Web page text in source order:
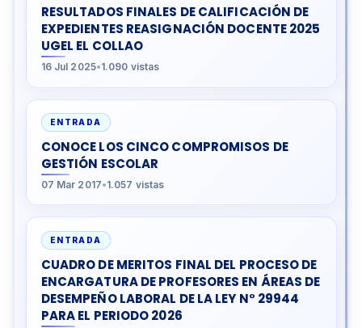
RESULTADOS FINALES DE CALIFICACIÓN DE
EXPEDIENTES REASIGNACIÓN DOCENTE 2025
UGEL EL COLLAO
16 Jul 2025•1.090 vistas
ENTRADA
CONOCE LOS CINCO COMPROMISOS DE
GESTIÓN ESCOLAR
07 Mar 2017•1.057 vistas
ENTRADA
CUADRO DE MERITOS FINAL DEL PROCESO DE
ENCARGATURA DE PROFESORES EN ÁREAS DE
DESEMPEÑO LABORAL DE LA LEY N° 29944
PARA EL PERIODO 2026